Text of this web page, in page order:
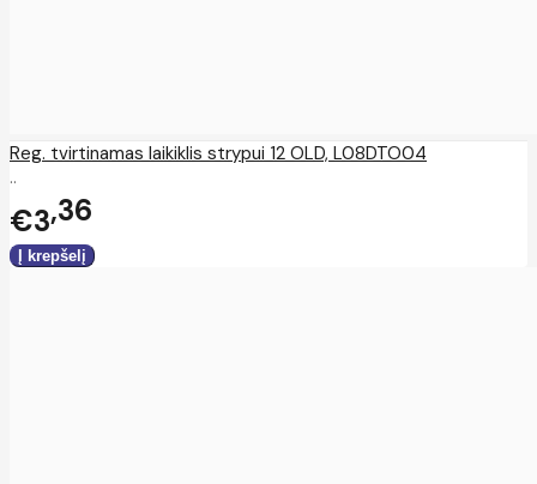
Reg. tvirtinamas laikiklis strypui 12 OLD, L08DTO04
..
€3 36